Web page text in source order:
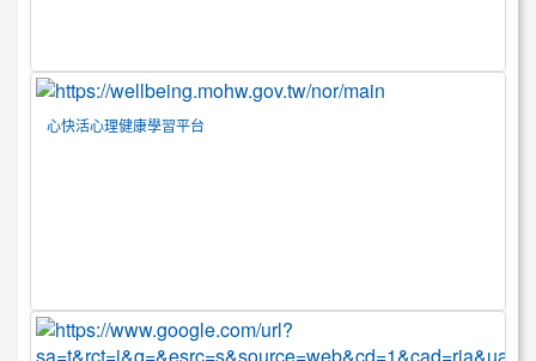
心快活心理健康學習平台